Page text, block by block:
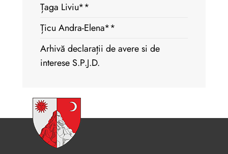
Țaga Liviu**
Țicu Andra-Elena**
Arhivă declarații de avere si de
interese S.P.J.D.